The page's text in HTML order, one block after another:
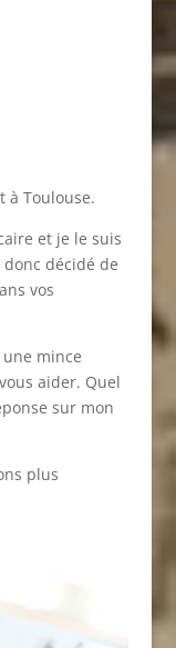
à Toulouse.
et je le suis
décidé de
vos
mince
aider. Quel
sur mon
plus